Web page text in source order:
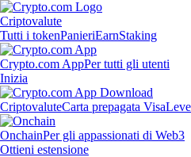
Criptovalute
Tutti i tokenPanieriEarnStaking
Crypto.com AppPer tutti gli utenti
Inizia
CriptovaluteCarta prepagata Visa
OnchainPer gli appassionati di Web3
Ottieni estensione